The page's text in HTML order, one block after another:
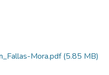
Mora.pdf(5.85 MB)